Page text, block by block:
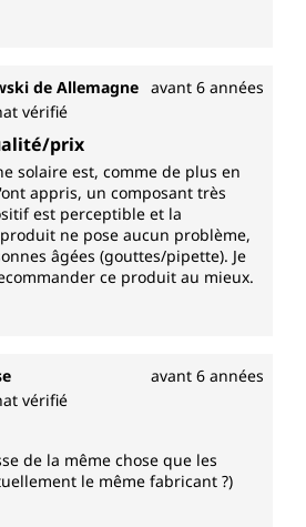
de Allemagne avant 6 années
sur 5 étoiles
vérifié
prix
solaire est, comme de plus en
appris, un composant très
est perceptible et la
ne pose aucun problème,
âgées (gouttes/pipette). Je
ce produit au mieux.
avant 6 années
sur 5 étoiles
vérifié
de la même chose que les
le même fabricant ?)